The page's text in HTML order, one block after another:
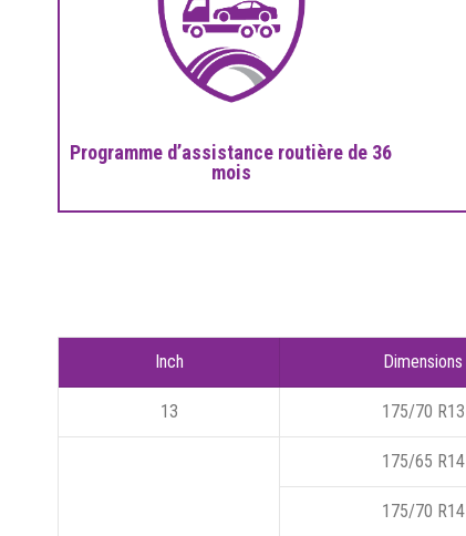
Programme d’assistance routière de 36
mois
Inch Dimensions
13 175/70 R13
175/65 R14
175/70 R14